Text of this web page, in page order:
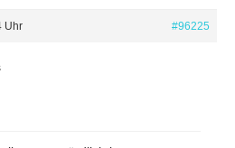
Uhr #96225